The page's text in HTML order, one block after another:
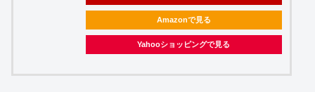
Amazonで見る
Yahooショッピングで見る